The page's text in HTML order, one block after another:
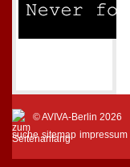
© AVIVA-Berlin 2026
suche sitemap impressum